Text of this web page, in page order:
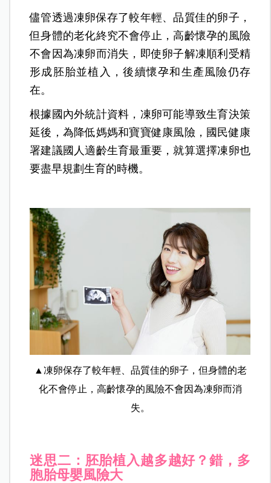
儘管透過凍卵保存了較年輕、品質佳的卵子，
但身體的老化終究不會停止，高齡懷孕的風險
不會因為凍卵而消失，即使卵子解凍順利受精
形成胚胎並植入，後續懷孕和生產風險仍存
在。
根據國內外統計資料，凍卵可能導致生育決策
延後，為降低媽媽和寶寶健康風險，國民健康
署建議國人適齡生育最重要，就算選擇凍卵也
要盡早規劃生育的時機。
▲凍卵保存了較年輕、品質佳的卵子，但身體的老
化不會停止，高齡懷孕的風險不會因為凍卵而消
失。
迷思二：胚胎植入越多越好？錯，多
胞胎母嬰風險大